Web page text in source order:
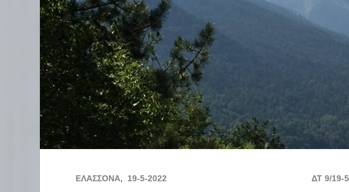
ΕΛΑΣΣΟΝΑ, 19-5-2022 ΔΤ 9/19-5-